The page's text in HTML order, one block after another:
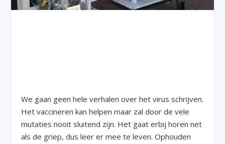
We gaan geen hele verhalen over het virus schrijven.
Het vaccineren kan helpen maar zal door de vele
mutaties nooit sluitend zijn. Het gaat erbij horen net
als de griep, dus leer er mee te leven. Ophouden